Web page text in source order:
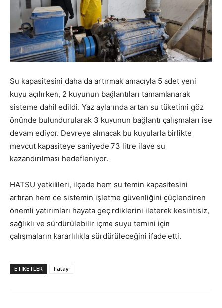
Su kapasitesini daha da artırmak amacıyla 5 adet yeni
kuyu açılırken, 2 kuyunun bağlantıları tamamlanarak
sisteme dahil edildi. Yaz aylarında artan su tüketimi göz
önünde bulundurularak 3 kuyunun bağlantı çalışmaları ise
devam ediyor. Devreye alınacak bu kuyularla birlikte
mevcut kapasiteye saniyede 73 litre ilave su
kazandırılması hedefleniyor.
HATSU yetkilileri, ilçede hem su temin kapasitesini
artıran hem de sistemin işletme güvenliğini güçlendiren
önemli yatırımları hayata geçirdiklerini ileterek kesintisiz,
sağlıklı ve sürdürülebilir içme suyu temini için
çalışmaların kararlılıkla sürdürüleceğini ifade etti.
ETIKETLER hatay